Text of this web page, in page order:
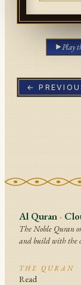
Play
←
Al Quran ·
The Noble Quran
and build with the
THE QURAN
Read